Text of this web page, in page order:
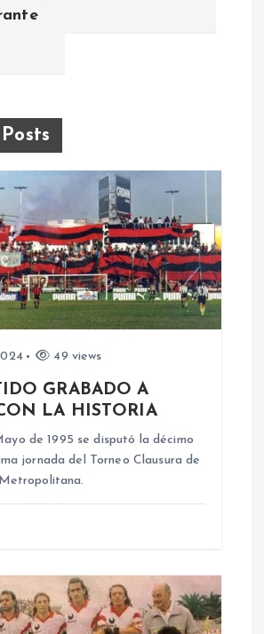
49 views
GRABADO A
LA HISTORIA
de 1995 se disputó la décimo
jornada del Torneo Clausura de